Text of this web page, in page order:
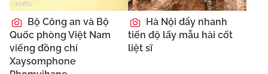
Bộ Công an và Bộ
Quốc phòng Việt Nam
viếng đồng chí
Xaysomphone
Hà Nội đẩy nhanh
tiến độ lấy mẫu hài cốt
liệt sĩ